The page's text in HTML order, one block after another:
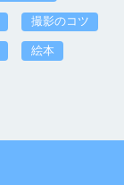
撮影のコツ
絵本